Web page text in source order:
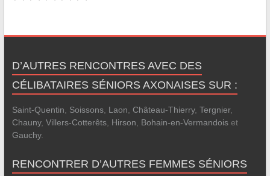
D’AUTRES RENCONTRES AVEC DES
CÉLIBATAIRES SÉNIORS AXONAISES SUR :
Saint-Quentin Soissons, Laon Château-Thierry, Tergnier,
Chauny, Villers-Cotterêts, Hirson Bohain-en-Vermandoiset
Gauchy.
RENCONTRER D’AUTRES FEMMES SÉNIORS